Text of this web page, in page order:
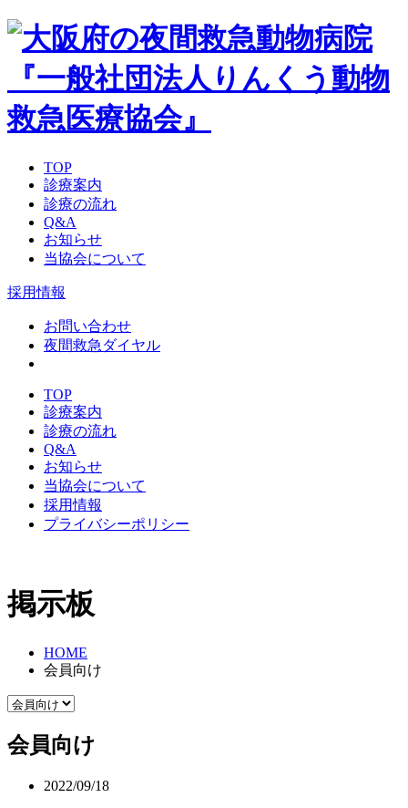
TOP
診療案内
診療の流れ
Q&A
お知らせ
当協会について
採用情報
お問い合わせ
夜間救急ダイヤル
TOP
診療案内
診療の流れ
Q&A
お知らせ
当協会について
採用情報
プライバシーポリシー
掲示板
HOME
会員向け
会員向け
2022/09/18